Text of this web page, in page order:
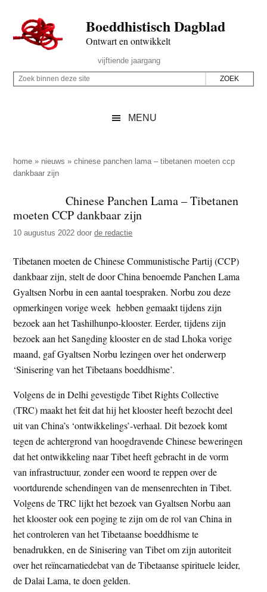
naar
de
inhoud
secondary
naar
de
sidebar
naar
de
Boeddhistisch Dagblad
Ontwart en ontwikkelt
Rechts
vijftiende jaargang
Z
p
d
z
e
i
t
e
Z
i
n
n
d
z
e
s
i
t
e
MENU
home » nieuws »chinese panchen lama – tibetanen moeten ccp
dankbaar zijn
Chinese Panchen Lama – Tibetanen
moeten CCP dankbaar zijn
10 augustus 2022 doorde redactie
Tibetanen moeten de Chinese Communistische Partij (CCP)
dankbaar zijn, stelt de door China benoemde Panchen Lama
Gyaltsen Norbu in een aantal toespraken. Norbu zou deze
opmerkingen vorige week hebben gemaakt tijdens zijn
bezoek aan het Tashilhunpo-klooster. Eerder, tijdens zijn
bezoek aan het Sangding klooster en de stad Lhoka vorige
maand, gaf Gyaltsen Norbu lezingen over het onderwerp
‘Sinisering van het Tibetaans boeddhisme’.
Volgens de in Delhi gevestigde Tibet Rights Collective
(TRC) maakt het feit dat hij het klooster heeft bezocht deel
uit van China’s ‘ontwikkelings’-verhaal. Dit bezoek komt
tegen de achtergrond van hoogdravende Chinese beweringen
dat het ontwikkeling naar Tibet heeft gebracht in de vorm
van infrastructuur, zonder een woord te reppen over de
voortdurende schendingen van de mensenrechten in Tibet.
Volgens de TRC lijkt het bezoek van Gyaltsen Norbu aan
het klooster ook een poging te zijn om de rol van China in
het controleren van het Tibetaanse boeddhisme te
benadrukken, en de Sinisering van Tibet om zijn autoriteit
over het reïncarnatiedebat van de Tibetaanse spirituele leider,
de Dalai Lama, te doen gelden.